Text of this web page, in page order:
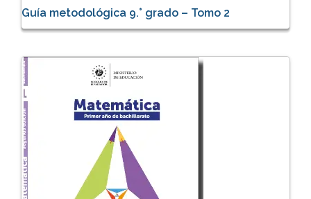
Guía metodológica 9.° grado – Tomo 2